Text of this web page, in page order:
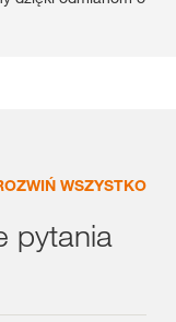
ogranicza
przez co
punkt wyjścia dla
uprawy buraka
WSZYSTKO
pytania